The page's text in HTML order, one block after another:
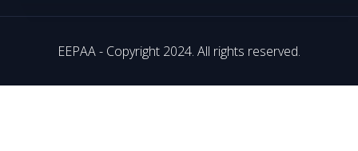
EEPAA - Copyright 2024. All rights reserved.